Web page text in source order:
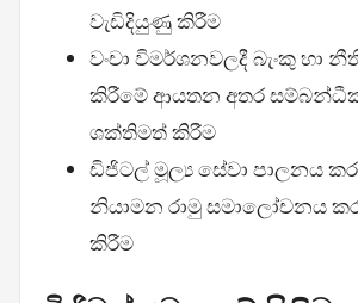
වැඩිදියුණු කිරීම
වංචා විමර්ශනවලදී බැංකු හා
කිරීමේ ආයතන අතර
ශක්තිමත් කිරීම
ඩිජිටල් මූල්‍ය සේවා පාලනය
නියාමන රාමු සමාලෝචනය
කිරීම